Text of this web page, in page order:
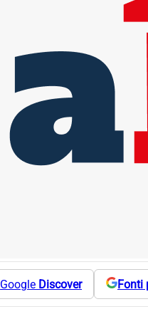
Google Discover Fonti